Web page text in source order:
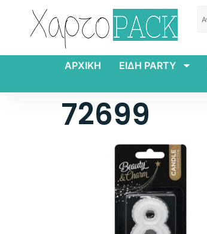
ΑΡΧΙΚΗ ΕΙΔΗ PARTY
72699